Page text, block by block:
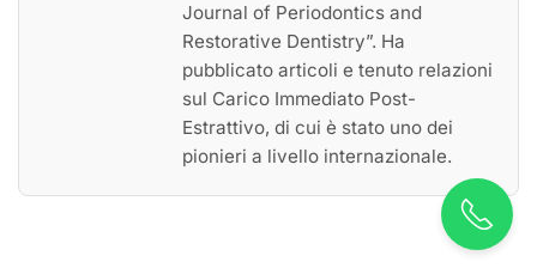
Journal of Periodontics and
Restorative Dentistry”. Ha
pubblicato articoli e tenuto relazioni
sul Carico Immediato Post-
Estrattivo, di cui è stato uno dei
pionieri a livello internazionale.